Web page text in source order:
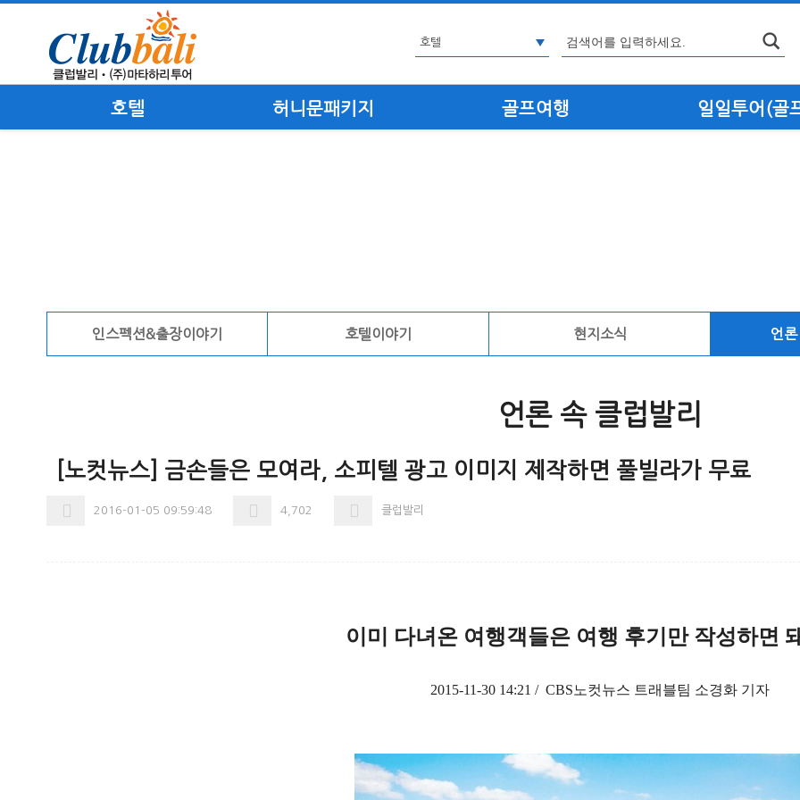
호텔 허니문패키지 골프여행 일일투어(골
인스펙션&출장이야기 호텔이야기 현지소식 언
언론 속 클럽발리
[노컷뉴스] 금손들은 모여라, 소피텔 광고 이미지 제작하면 풀빌라가 무료
2016-01-05 09:59:48 4,702 클럽발리
이미 다녀온 여행객들은 여행 후기만 작성하면
2015-11-30 14:21 / CBS노컷뉴스 트래블팀 소경화 기자